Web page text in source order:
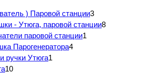
) Паровой станции3
- Утюга, паровой станции8
паровой станции1
Парогенератора4
ручки Утюга1
10